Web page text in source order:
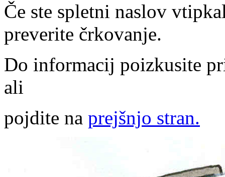
Če ste spletni naslov
preverite črkovanje.
Do informacij poizkusite
ali
pojdite na prejšnjo stran.